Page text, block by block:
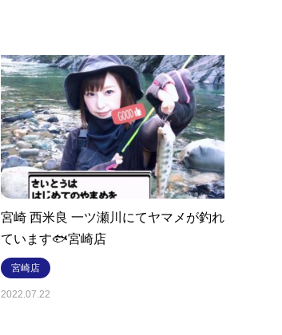
宮崎 西米良 一ツ瀬川にてヤマメが釣れ
ています🐟宮崎店
宮崎店
2022.07.22